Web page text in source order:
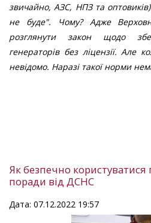
звичайно, АЗС, НПЗ та
не буде". Чому? Адже
розглянути закон щодо
генераторів без ліцензії. Але
невідомо. Наразі такої норми
Як безпечно користуватися
поради від ДСНС
Дата: 07.12.2022 19:57